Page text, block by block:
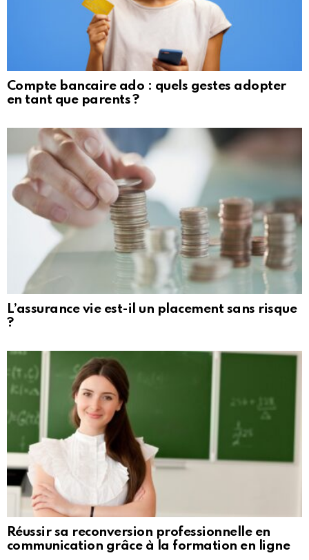
Compte bancaire ado : quels gestes adopter
en tant que parents ?
L’assurance vie est-il un placement sans risque
?
Réussir sa reconversion professionnelle en
communication grâce à la formation en ligne